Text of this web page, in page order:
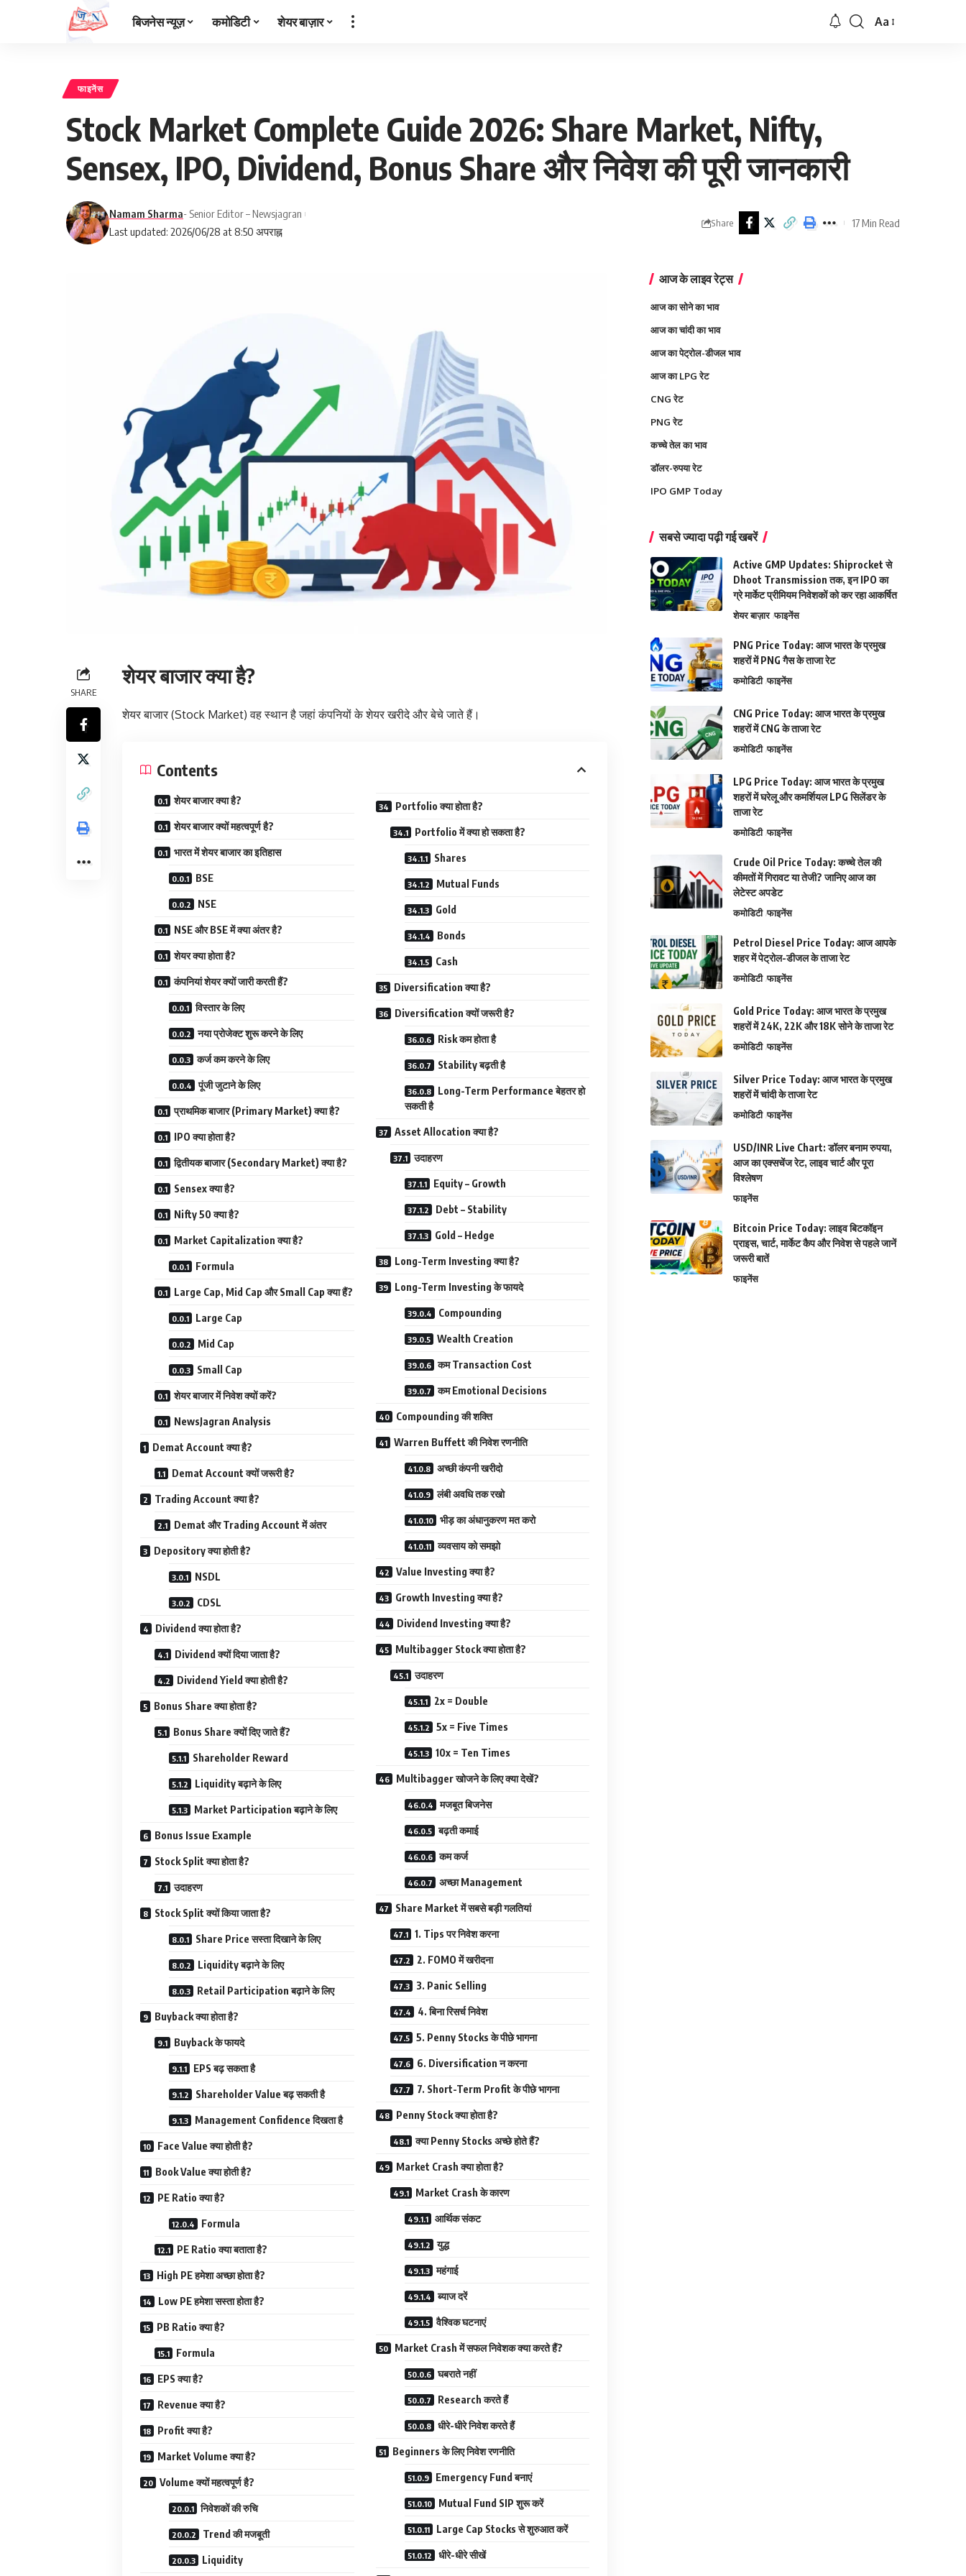
बिजनेस न्यूज़ कमोडिटी शेयर बाज़ार
Font
Aa
फाइनेंस
Stock Market Complete Guide 2026: Share Market, Nifty,
Sensex, IPO, Dividend, Bonus Share और निवेश की पूरी जानकारी
Last updated: 2026/06/28 at 8:50 अपराह्न
Namam Sharma- Senior Editor – Newsjagran
Share 17 Min Read
SHARE
शेयर बाजार क्या है?
शेयर बाजार (Stock Market) वह स्थान है जहां कंपनियों के शेयर खरीदे और बेचे जाते हैं।
Contents
शेयर बाजार क्या है?
शेयर बाजार क्यों महत्वपूर्ण है?
भारत में शेयर बाजार का इतिहास
BSE
NSE
NSE और BSE में क्या अंतर है?
शेयर क्या होता है?
कंपनियां शेयर क्यों जारी करती हैं?
विस्तार के लिए
नया प्रोजेक्ट शुरू करने के लिए
कर्ज कम करने के लिए
पूंजी जुटाने के लिए
प्राथमिक बाजार (Primary Market) क्या है?
IPO क्या होता है?
द्वितीयक बाजार (Secondary Market) क्या है?
Sensex क्या है?
Nifty 50 क्या है?
Market Capitalization क्या है?
Formula
Large Cap, Mid Cap और Small Cap क्या हैं?
Large Cap
Mid Cap
Small Cap
शेयर बाजार में निवेश क्यों करें?
NewsJagran Analysis
Demat Account क्या है?
Demat Account क्यों जरूरी है?
Trading Account क्या है?
Demat और Trading Account में अंतर
Depository क्या होती है?
NSDL
CDSL
Dividend क्या होता है?
Dividend क्यों दिया जाता है?
Dividend Yield क्या होती है?
Bonus Share क्या होता है?
Bonus Share क्यों दिए जाते हैं?
Shareholder Reward
Liquidity बढ़ाने के लिए
Market Participation बढ़ाने के लिए
Bonus Issue Example
Stock Split क्या होता है?
उदाहरण
Stock Split क्यों किया जाता है?
Share Price सस्ता दिखाने के लिए
Liquidity बढ़ाने के लिए
Retail Participation बढ़ाने के लिए
Buyback क्या होता है?
Buyback के फायदे
EPS बढ़ सकता है
Shareholder Value बढ़ सकती है
Management Confidence दिखता है
Face Value क्या होती है?
Book Value क्या होती है?
PE Ratio क्या है?
Formula
PE Ratio क्या बताता है?
High PE हमेशा अच्छा होता है?
Low PE हमेशा सस्ता होता है?
PB Ratio क्या है?
Formula
EPS क्या है?
Revenue क्या है?
Profit क्या है?
Market Volume क्या है?
Volume क्यों महत्वपूर्ण है?
निवेशकों की रुचि
Trend की मजबूती
Liquidity
Portfolio क्या होता है?
Portfolio में क्या हो सकता है?
Shares
Mutual Funds
Gold
Bonds
Cash
Diversification क्या है?
Diversification क्यों जरूरी है?
Risk कम होता है
Stability बढ़ती है
Long-Term Performance बेहतर हो
सकती है
Asset Allocation क्या है?
उदाहरण
Equity – Growth
Debt – Stability
Gold – Hedge
Long-Term Investing क्या है?
Long-Term Investing के फायदे
Compounding
Wealth Creation
कम Transaction Cost
कम Emotional Decisions
Compounding की शक्ति
Warren Buffett की निवेश रणनीति
अच्छी कंपनी खरीदो
लंबी अवधि तक रखो
भीड़ का अंधानुकरण मत करो
व्यवसाय को समझो
Value Investing क्या है?
Growth Investing क्या है?
Dividend Investing क्या है?
Multibagger Stock क्या होता है?
उदाहरण
2x = Double
5x = Five Times
10x = Ten Times
Multibagger खोजने के लिए क्या देखें?
मजबूत बिजनेस
बढ़ती कमाई
कम कर्ज
अच्छा Management
Share Market में सबसे बड़ी गलतियां
1. Tips पर निवेश करना
2. FOMO में खरीदना
3. Panic Selling
4. बिना रिसर्च निवेश
5. Penny Stocks के पीछे भागना
6. Diversification न करना
7. Short-Term Profit के पीछे भागना
Penny Stock क्या होता है?
क्या Penny Stocks अच्छे होते हैं?
Market Crash क्या होता है?
Market Crash के कारण
आर्थिक संकट
युद्ध
महंगाई
ब्याज दरें
वैश्विक घटनाएं
Market Crash में सफल निवेशक क्या करते हैं?
घबराते नहीं
Research करते हैं
धीरे-धीरे निवेश करते हैं
Beginners के लिए निवेश रणनीति
Emergency Fund बनाएं
Mutual Fund SIP शुरू करें
Large Cap Stocks से शुरुआत करें
धीरे-धीरे सीखें
आज के लाइव रेट्स
आज का सोने का भाव
आज का चांदी का भाव
आज का पेट्रोल-डीजल भाव
आज का LPG रेट
CNG रेट
PNG रेट
कच्चे तेल का भाव
डॉलर-रुपया रेट
IPO GMP Today
सबसे ज्यादा पढ़ी गई खबरें
Active GMP Updates: Shiprocket से
Dhoot Transmission तक, इन IPO का
ग्रे मार्केट प्रीमियम निवेशकों को कर रहा आकर्षित
शेयर बाज़ार फाइनेंस
PNG Price Today: आज भारत के प्रमुख
शहरों में PNG गैस के ताजा रेट
कमोडिटी फाइनेंस
CNG Price Today: आज भारत के प्रमुख
शहरों में CNG के ताजा रेट
कमोडिटी फाइनेंस
LPG Price Today: आज भारत के प्रमुख
शहरों में घरेलू और कमर्शियल LPG सिलेंडर के
ताजा रेट
कमोडिटी फाइनेंस
Crude Oil Price Today: कच्चे तेल की
कीमतों में गिरावट या तेजी? जानिए आज का
लेटेस्ट अपडेट
कमोडिटी फाइनेंस
Petrol Diesel Price Today: आज आपके
शहर में पेट्रोल-डीजल के ताजा रेट
कमोडिटी फाइनेंस
Gold Price Today: आज भारत के प्रमुख
शहरों में 24K, 22K और 18K सोने के ताजा रेट
कमोडिटी फाइनेंस
Silver Price Today: आज भारत के प्रमुख
शहरों में चांदी के ताजा रेट
कमोडिटी फाइनेंस
USD/INR Live Chart: डॉलर बनाम रुपया,
आज का एक्सचेंज रेट, लाइव चार्ट और पूरा
विश्लेषण
फाइनेंस
Bitcoin Price Today: लाइव बिटकॉइन
प्राइस, चार्ट, मार्केट कैप और निवेश से पहले जानें
जरूरी बातें
फाइनेंस